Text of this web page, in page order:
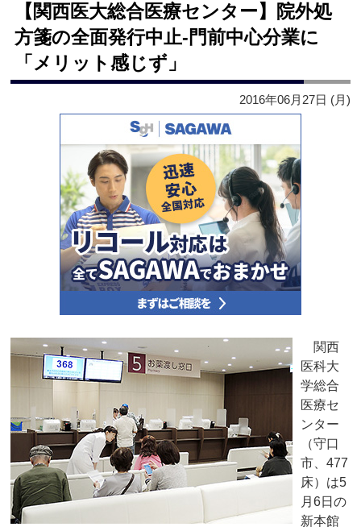
【関西医大総合医療センター】院外処
方箋の全面発行中止‐門前中心分業に
「メリット感じず」
2016年06月27日 (月)
関西
医科大
学総合
医療セ
ンター
（守口
市、477
床）は5
月6日の
新本館